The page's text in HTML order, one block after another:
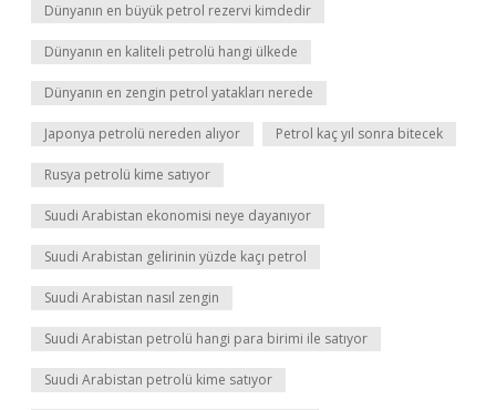
Dünyanın en büyük petrol rezervi kimdedir
Dünyanın en kaliteli petrolü hangi ülkede
Dünyanın en zengin petrol yatakları nerede
Japonya petrolü nereden alıyor Petrol kaç yıl sonra bitecek
Rusya petrolü kime satıyor
Suudi Arabistan ekonomisi neye dayanıyor
Suudi Arabistan gelirinin yüzde kaçı petrol
Suudi Arabistan nasıl zengin
Suudi Arabistan petrolü hangi para birimi ile satıyor
Suudi Arabistan petrolü kime satıyor